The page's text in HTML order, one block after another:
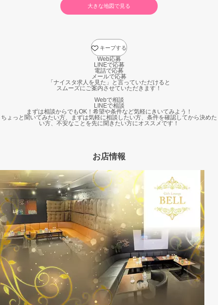
大きな地図で見る
キープする
Web応募
LINEで応募
電話で応募
メールで応募
「ナイスタ求人を見た」と言っていただけると
スムーズにご案内させていただきます！
Webで相談
LINEで相談
まずは相談からでもOK！希望や条件など気軽にきいてみよう！
ちょっと聞いてみたい方、まずは気軽に相談したい方、条件を確認してから決めた
い方、不安なことを先に聞きたい方にオススメです！
お店情報